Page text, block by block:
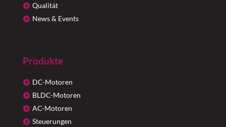
Qualität
News & Events
Produkte
DC-Motoren
BLDC-Motoren
AC-Motoren
Steuerungen